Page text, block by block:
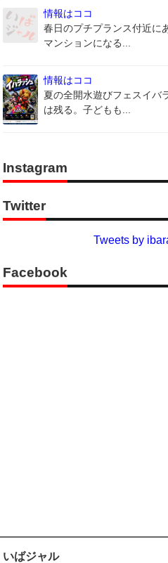
情報はココ
春日のプチプランス付近に
マンションになる...
情報はココ
夏の全開水遊びフェスイバ
は残る。子どもも...
Instagram
Twitter
Tweets by
Facebook
いばジャル